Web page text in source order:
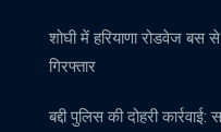
शोघी में हरियाणा रोडवेज बस
गिरफ्तार
बद्दी पुलिस की दोहरी